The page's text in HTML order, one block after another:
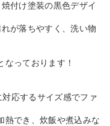
付け塗装の黒色デザイ
が落ちやすく、洗い物
なっております！
応するサイズ感でファ
熱でき、炊飯や煮込みな